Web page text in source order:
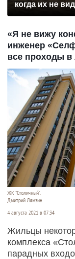
когда их не
«Я не вижу
инженер
все проходы
ЖК "Столичный".
Дмитрий Лямзин.
4 августа 2021 в 07:34
Жильцы
комплекса
парадных